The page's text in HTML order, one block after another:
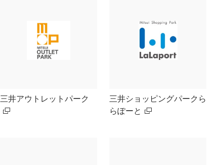
三井アウトレットパーク
三井ショッピングパークら
らぽーと